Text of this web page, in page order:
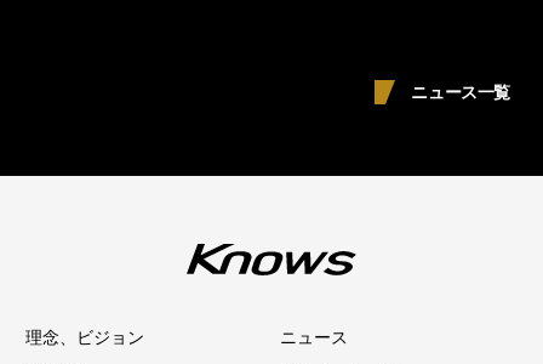
ニュース一覧
理念、ビジョン ニュース